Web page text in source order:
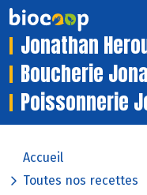
Jonathan
Boucherie
Poissonnerie
Accueil
Toutes nos recettes